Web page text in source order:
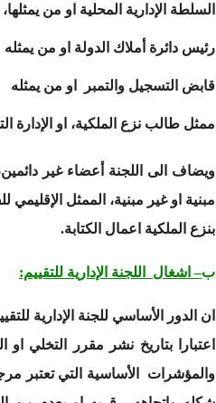
السلطة الإدارية المحلية او من
رئيس دائرة أملاك الدولة او من يمثله
قابض التسجيل والتمبر او من يمثله
ممثل طالب نزع الملكية، او الإدارة
ويضاف الى اللجنة أعضاء غير
مبنية او غير مبنية، الممثل
بنزع الملكية اعمال الكتابة.
ب– اشغال اللجنة الإدارية للتقييم:
ان الدور الأساسي للجنة الإدارية
اعتبارا بتاريخ نشر مقرر التخلي
والمؤشرات الأساسية التي تعتبر